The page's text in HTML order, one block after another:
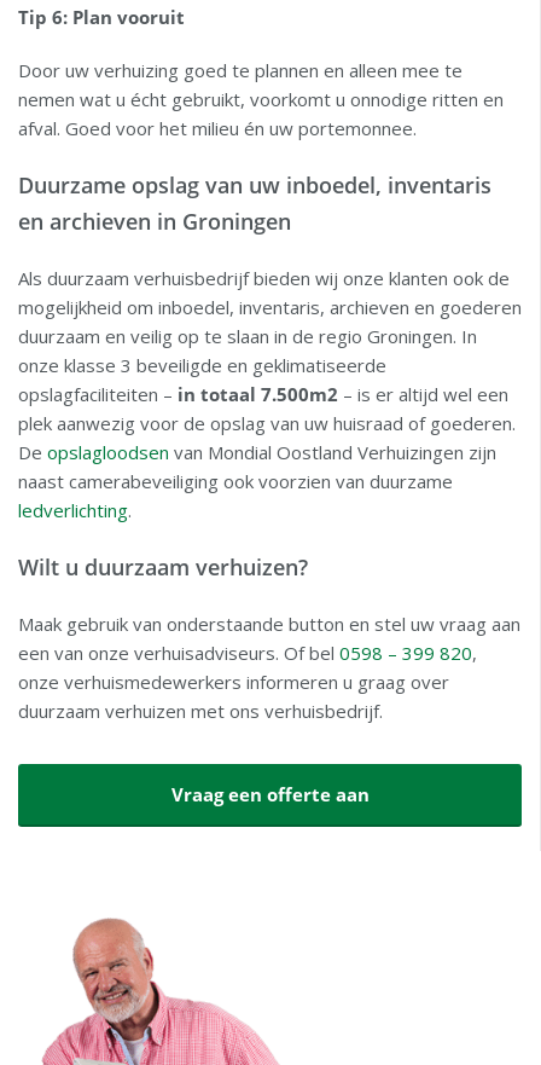
Tip 6: Plan vooruit
Door uw verhuizing goed te plannen en alleen mee te
nemen wat u écht gebruikt, voorkomt u onnodige ritten en
afval. Goed voor het milieu én uw portemonnee.
Duurzame opslag van uw inboedel, inventaris
en archieven in Groningen
Als duurzaam verhuisbedrijf bieden wij onze klanten ook de
mogelijkheid om inboedel, inventaris, archieven en goederen
duurzaam en veilig op te slaan in de regio Groningen. In
onze klasse 3 beveiligde en geklimatiseerde
opslagfaciliteiten – in totaal 7.500m2 – is er altijd wel een
plek aanwezig voor de opslag van uw huisraad of goederen.
De opslagloodsen van Mondial Oostland Verhuizingen zijn
naast camerabeveiliging ook voorzien van duurzame
ledverlichting.
Wilt u duurzaam verhuizen?
Maak gebruik van onderstaande button en stel uw vraag aan
een van onze verhuisadviseurs. Of bel 0598 – 399 820,
onze verhuismedewerkers informeren u graag over
duurzaam verhuizen met ons verhuisbedrijf.
Vraag een offerte aan